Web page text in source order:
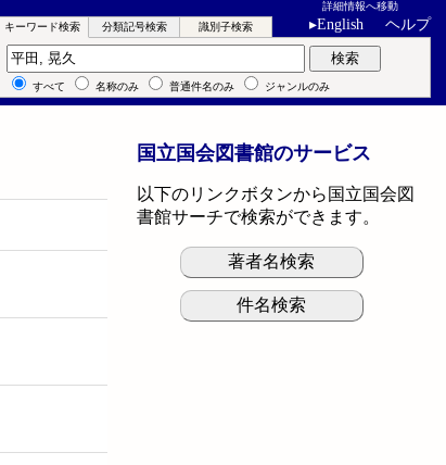
詳細情報へ移動
▸English ヘルプ
キーワード検索 分類記号検索 識別子検索
キーワード検索 検索
すべて 名称のみ 普通件名のみ ジャンルのみ
国立国会図書館のサービス
以下のリンクボタンから国立国会図
書館サーチで検索ができます。
著者名検索
件名検索